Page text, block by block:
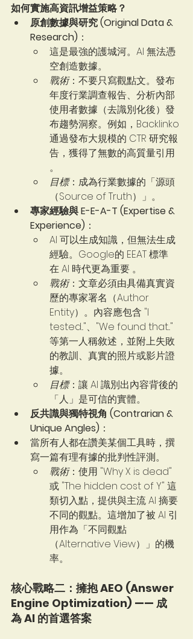
如何實施高資訊增益策略？
原創數據與研究 (Original Data &
Research) ：
這是最強的護城河。AI 無法憑
空創造數據。
戰術：不要只寫觀點文。發布
年度行業調查報告、分析內部
使用者數據（去識別化後）發
布趨勢洞察。例如，Backlinko
通過發布大規模的 CTR 研究報
告，獲得了無數的高質量引用
。
目標：成為行業數據的「源頭
（Source of Truth）」。
專家經驗與 E-E-A-T (Expertise &
Experience) ：
AI 可以生成知識，但無法生成
經驗。Google的 EEAT 標準
在 AI 時代更為重要 。
戰術：文章必須由具備真實資
歷的專家署名（Author
Entity）。內容應包含 "I
tested..."、"We found that..."
等第一人稱敘述，並附上失敗
的教訓、真實的照片或影片證
據。
目標：讓 AI 識別出內容背後的
「人」是可信的實體。
反共識與獨特視角 (Contrarian &
Unique Angles) ：
當所有人都在讚美某個工具時，撰
寫一篇有理有據的批判性評測。
戰術：使用 "Why X is dead"
或 "The hidden cost of Y" 這
類切入點，提供與主流 AI 摘要
不同的觀點。這增加了被 AI 引
用作為「不同觀點
（Alternative View）」的機
率。
核心戰略二：擁抱 AEO (Answer
Engine Optimization) —— 成
為 AI 的首選答案